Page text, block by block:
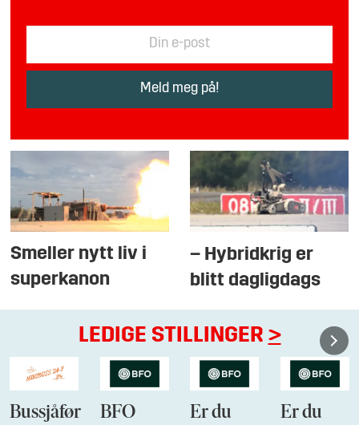
Smeller nytt liv i
superkanon
– Hybridkrig er
blitt dagligdags
LEDIGE STILLINGER >
Bussjåfør
BFO
Er du
Er du